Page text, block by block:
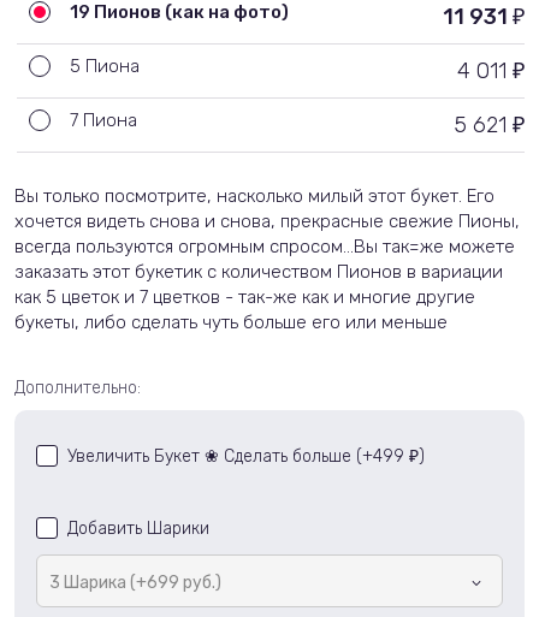
19 Пионов (как на фото) 11 931 ₽
5 Пиона 4 011 ₽
7 Пиона 5 621 ₽
Вы только посмотрите, насколько милый этот букет. Его
хочется видеть снова и снова, прекрасные свежие Пионы,
всегда пользуются огромным спросом...Вы так=же можете
заказать этот букетик с количеством Пионов в вариации
как 5 цветок и 7 цветков - так-же как и многие другие
букеты, либо сделать чуть больше его или меньше
Дополнительно:
Увеличить Букет ❀ Сделать больше (+499 ₽ )
Добавить Шарики
3 Шарика (+699 руб.)